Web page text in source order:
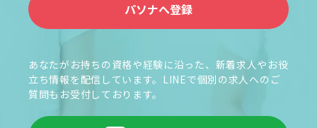
パソナへ登録
あなたがお持ちの資格や経験に沿った、新着求人やお役
立ち情報を配信しています。LINEで個別の求人へのご
質問もお受付しております。